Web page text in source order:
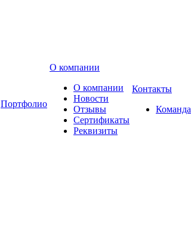
Портфолио
О компании
О компании
Новости
Отзывы
Сертификаты
Реквизиты
Контакты
Команда